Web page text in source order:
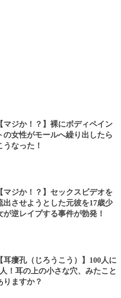
【マジか！？】裸にボディペイン
の女性がモールへ繰り出したら
うなった！
【マジか！？】セックスビデオを
出させようとした元彼を17歳少
が逆レイプする事件が勃発！
【耳瘻孔（じろうこう）】100人に
！耳の上の小さな穴、みたこと
りますか？